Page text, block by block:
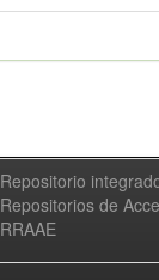
Repositorio
Repositorios de
RRAAE